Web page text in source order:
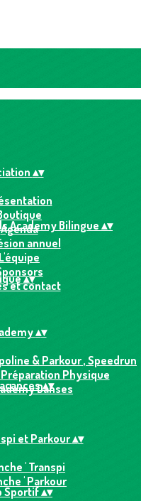
▴▾
Agenda
annuel
L'équipe
et contact
Academy Bilingue▴▾
▴▾
▴▾
& Parkour , Speedrun
Physique
Danses
▴▾
et Parkour▴▾
' Transpi
' Parkour
Sportif▴▾